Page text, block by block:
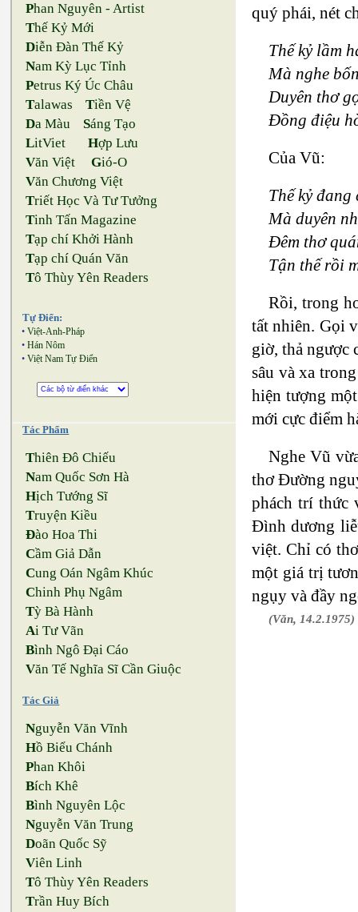
Phan Nguyên - Artist
Thế Kỷ Mới
Diễn Đàn Thế Kỷ
Nam Kỳ Lục Tỉnh
Petrus Ký Úc Châu
Talawas Tiền Vệ
Da Màu Sáng Tạo
LitViet Hợp Lưu
Văn Việt Gió-O
Văn Chương Việt
Triết Học Và Tư Tưởng
Tinh Tấn Magazine
Tạp chí Khởi Hành
Tạp chí Quán Văn
Tô Thùy Yên Readers
Tự Điển:
• Việt-Anh-Pháp
• Hán Nôm
• Việt Nam Tự Điển
Tác Phẩm
Thiên Đô Chiếu
Nam Quốc Sơn Hà
Hịch Tướng Sĩ
Truyện Kiều
Đào Hoa Thi
Cầm Giả Dẫn
Cung Oán Ngâm Khúc
Chinh Phụ Ngâm
Tỳ Bà Hành
Ai Tư Vãn
Bình Ngô Đại Cáo
Văn Tế Nghĩa Sĩ Cần Giuộc
Tác Giả
Nguyễn Văn Vĩnh
Hồ Biểu Chánh
Phan Khôi
Bích Khê
Bình Nguyên Lộc
Nguyễn Văn Trung
Doãn Quốc Sỹ
Viên Linh
Tô Thùy Yên Readers
Trần Huy Bích
quý phái, nét
Thế kỷ lầm
Mà nghe
Duyên thơ
Đồng điệu
Của Vũ:
Thế kỷ
Mà duyên
Đêm thơ
Tận thế rồi
Rồi, trong
tất nhiên. Gọi
giờ, thả ngược
sâu và xa
hiện tượng
mới cực điểm
Nghe Vũ
thơ Đường
phách trí thức
Đình dương
việt. Chỉ có
một giá trị
ngụy và đầy
(Văn, 14.2.1975)